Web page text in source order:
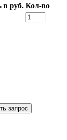
в руб. Кол-во
запрос